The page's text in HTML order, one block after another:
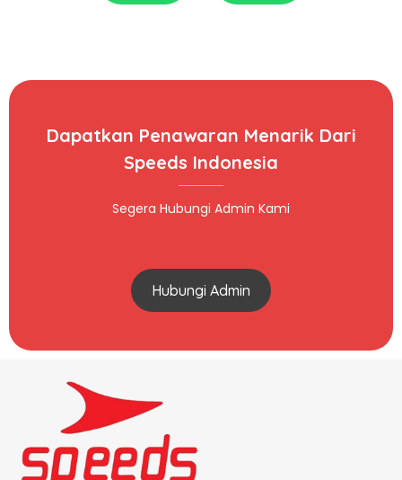
Dapatkan Penawaran Menarik Dari
Speeds Indonesia
Segera Hubungi Admin Kami
Hubungi Admin